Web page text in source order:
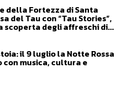
della Fortezza di Santa
del Tau con “Tau Stories”,
scoperta degli affreschi di...
il 9 luglio la Notte Rossa
musica, cultura e